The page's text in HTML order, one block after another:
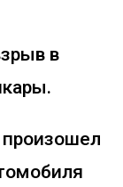
в
произошел